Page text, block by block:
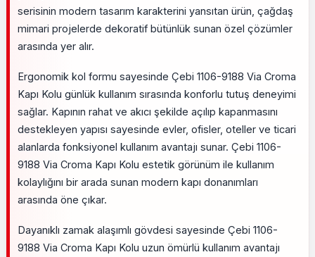
serisinin modern tasarım karakterini yansıtan ürün, çağdaş
mimari projelerde dekoratif bütünlük sunan özel çözümler
arasında yer alır.
Ergonomik kol formu sayesinde Çebi 1106-9188 Via Croma
Kapı Kolu günlük kullanım sırasında konforlu tutuş deneyimi
sağlar. Kapının rahat ve akıcı şekilde açılıp kapanmasını
destekleyen yapısı sayesinde evler, ofisler, oteller ve ticari
alanlarda fonksiyonel kullanım avantajı sunar. Çebi 1106-
9188 Via Croma Kapı Kolu estetik görünüm ile kullanım
kolaylığını bir arada sunan modern kapı donanımları
arasında öne çıkar.
Dayanıklı zamak alaşımlı gövdesi sayesinde Çebi 1106-
9188 Via Croma Kapı Kolu uzun ömürlü kullanım avantajı